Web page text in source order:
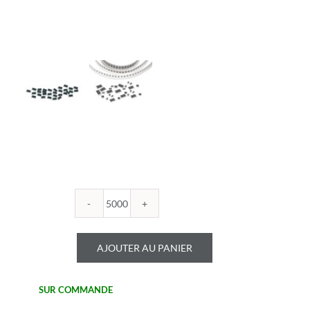
quantité
ROYALOHM
-
R1206B
AJOUTER AU PANIER
SUR COMMANDE